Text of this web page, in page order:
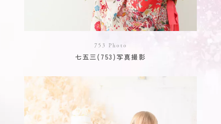
753 Photo
七五三(753)写真撮影